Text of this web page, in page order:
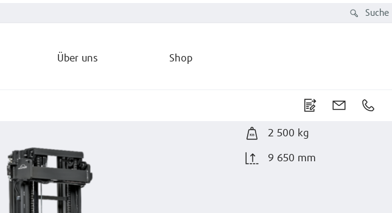
Über uns Shop
Suche
2 500 kg
9 650 mm